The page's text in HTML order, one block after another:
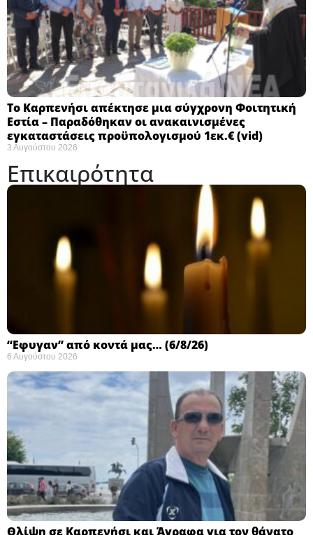
Το Καρπενήσι απέκτησε μια σύγχρονη Φοιτητική
Εστία – Παραδόθηκαν οι ανακαινισμένες
εγκαταστάσεις προϋπολογισμού 1εκ.€ (vid)
3 Αυγούστου 2026
Επικαιρότητα
“Εφυγαν” από κοντά μας… (6/8/26)
6 Αυγούστου 2026
Θλίψη σε Καρπενήσι και Άγραφα για τον θάνατο